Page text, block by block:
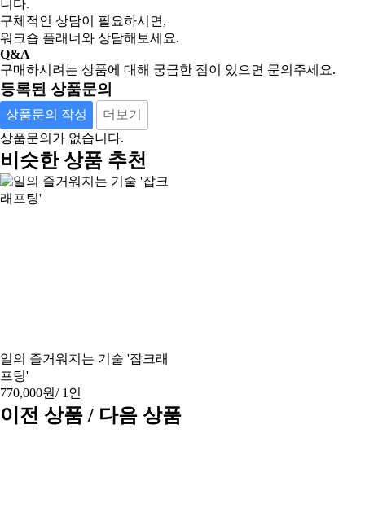
니다.
구체적인 상담이 필요하시면,
워크숍 플래너와 상담해보세요.
Q&A
구매하시려는 상품에 대해 궁금한 점이 있으면 문의주세요.
등록된 상품문의
상품문의 작성
더보기
상품문의가 없습니다.
비슷한 상품 추천
일의 즐거워지는 기술 '잡크래
프팅'
770,000원/ 1인
이전 상품 / 다음 상품